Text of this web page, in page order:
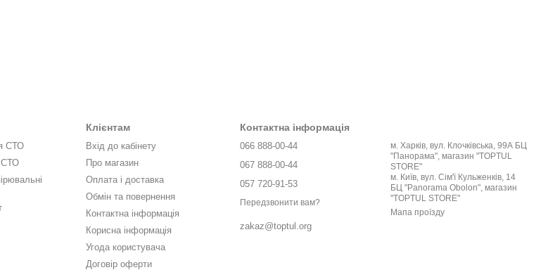
СТО
СТО
Клієнтам
Вхід до кабінету
Про магазин
Оплата і доставка
Обмін та повернення
Контактна інформація
Корисна інформація
Угода користувача
Договір оферти
Контактна інформація
066 888-00-44
067 888-00-44
057 720-91-53
Передзвонити вам?
zakaz@toptul.org
м. Харків, вул. Клочківська, 99А БЦ
"Панорама", магазин "TOPTUL
STORE"
м. Київ, вул. Сім'ї Кульженків, 14
БЦ "Panorama Obolon", магазин
"TOPTUL STORE"
Мапа проїзду